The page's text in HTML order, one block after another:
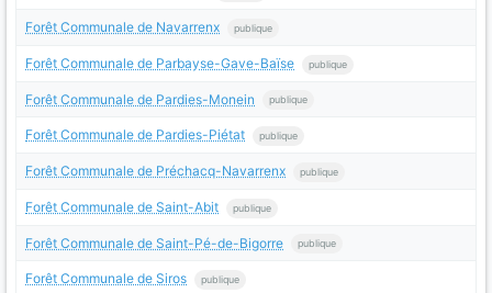
Forêt Communale de Navarrenx publique
Forêt Communale de Parbayse-Gave-Baïse publique
Forêt Communale de Pardies-Monein publique
Forêt Communale de Pardies-Piétat publique
Forêt Communale de Préchacq-Navarrenx publique
Forêt Communale de Saint-Abit publique
Forêt Communale de Saint-Pé-de-Bigorre publique
Forêt Communale de Siros publique